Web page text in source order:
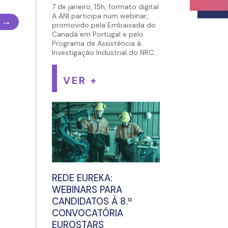
→
7 de janeiro, 15h, formato digital
A ANI participa num webinar,
promovido pela Embaixada do
Canadá em Portugal e pelo
Programa de Assistência à
Investigação Industrial do NRC...
VER +
REDE EUREKA:
WEBINARS PARA
CANDIDATOS À 8.ª
CONVOCATÓRIA
EUROSTARS